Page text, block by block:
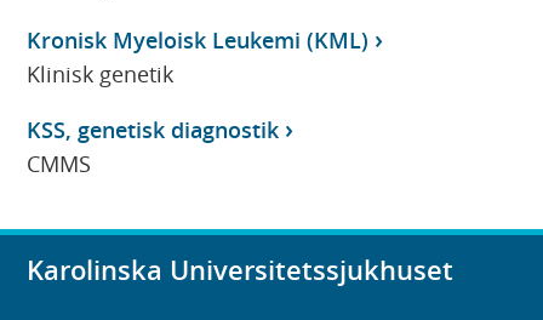
Kronisk Myeloisk Leukemi (KML)
Klinisk genetik
KSS, genetisk diagnostik
CMMS
Karolinska Universitetssjukhuset